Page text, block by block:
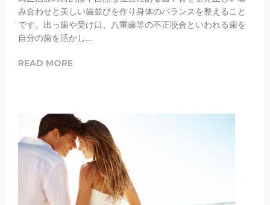
み合わせと美しい歯並びを作り身体のバランスを整えること
です。出っ歯や受け口、八重歯等の不正咬合といわれる歯を
自分の歯を活かし...
READ MORE